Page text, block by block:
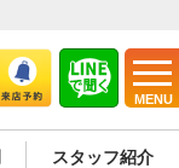
MENU
スタッフ紹介